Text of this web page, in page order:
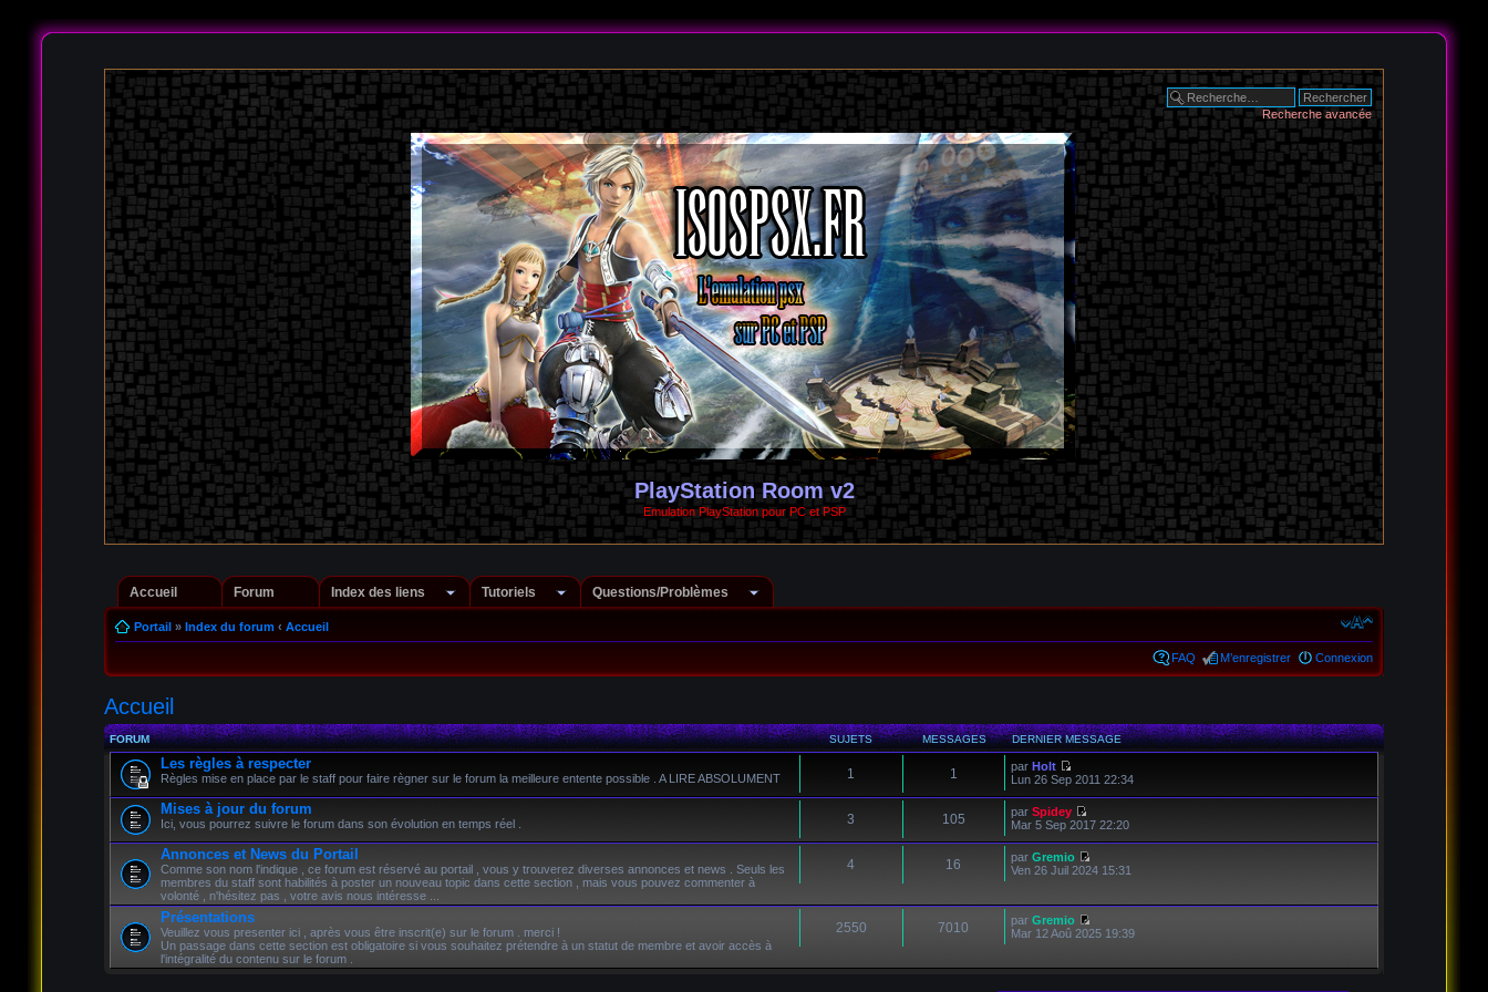
Recherche avancée
PlayStation Room v2
Emulation PlayStation pour PC et PSP
Accueil Forum Index des liens Tutoriels Questions/Problèmes
Portail» Index du forum ‹ Accueil
FAQ M’enregistrer Connexion
Accueil
FORUM SUJETS MESSAGES DERNIER MESSAGE
Les règles à respecter
Règles mise en place par le staff pour faire règner sur le forum la meilleure entente possible . A LIRE ABSOLUMENT 1 1 parHolt
Lun 26 Sep 2011 22:34
Mises à jour du forum
Ici, vous pourrez suivre le forum dans son évolution en temps réel . 3 105 parSpidey
Mar 5 Sep 2017 22:20
Annonces et News du Portail
Comme son nom l'indique , ce forum est réservé au portail , vous y trouverez diverses annonces et news . Seuls les
membres du staff sont habilités à poster un nouveau topic dans cette section , mais vous pouvez commenter à
volonté , n'hésitez pas , votre avis nous intéresse ...
4 16 parGremio
Ven 26 Juil 2024 15:31
Présentations
Veuillez vous presenter ici , après vous être inscrit(e) sur le forum . merci !
Un passage dans cette section est obligatoire si vous souhaitez prétendre à un statut de membre et avoir accès à
l'intégralité du contenu sur le forum .
2550 7010 parGremio
Mar 12 Aoû 2025 19:39